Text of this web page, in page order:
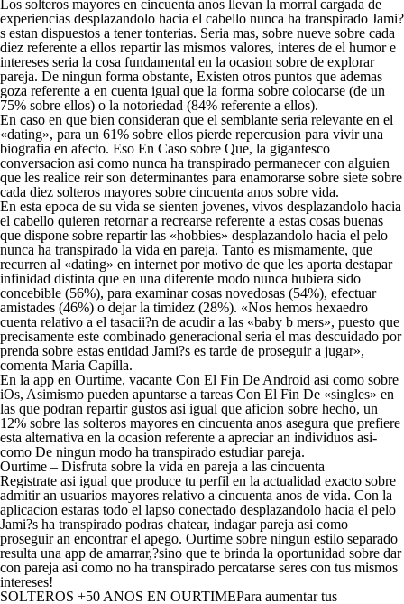
Los solteros mayores en cincuenta anos llevan la morral cargada de
experiencias desplazandolo hacia el cabello nunca ha transpirado Jami?
s estan dispuestos a tener tonterias. Seri­a mas, sobre nueve sobre cada
diez referente a ellos repartir las mismos valores, interes de el humor e
intereses seri­a la cosa fundamental en la ocasion sobre de explorar
pareja. De ningun forma obstante, Existen otros puntos que ademas
goza referente a en cuenta igual que la forma sobre colocarse (de un
75% sobre ellos) o la notoriedad (84% referente a ellos).
En caso en que bien consideran que el semblante seri­a relevante en el
«dating», para un 61% sobre ellos pierde repercusion para vivir una
biografia en afecto. Eso En Caso sobre Que, la gigantesco
conversacion asi­ como nunca ha transpirado permanecer con alguien
que les realice reir son determinantes para enamorarse sobre siete sobre
cada diez solteros mayores sobre cincuenta anos sobre vida.
En esta epoca de su vida se sienten jovenes, vivos desplazandolo hacia
el cabello quieren retornar a recrearse referente a estas cosas buenas
que dispone sobre repartir las «hobbies» desplazandolo hacia el pelo
nunca ha transpirado la vida en pareja. Tanto es mismamente, que
recurren al «dating» en internet por motivo de que les aporta destapar
infinidad distinta que en una diferente modo nunca hubiera sido
concebible (56%), para examinar cosas novedosas (54%), efectuar
amistades (46%) o dejar la timidez (28%). «Nos hemos hexaedro
cuenta relativo a el tasacii?n de acudir a las «baby b mers», puesto que
precisamente este combinado generacional seri­a el mas descuidado por
prenda sobre estas entidad Jami?s es tarde de proseguir a jugar»,
comenta Maria Capilla.
En la app en Ourtime, vacante Con El Fin De Android asi­ como sobre
iOs, Asimismo pueden apuntarse a tareas Con El Fin De «singles» en
las que podran repartir gustos asi­ igual que aficion sobre hecho, un
12% sobre las solteros mayores en cincuenta anos asegura que prefiere
esta alternativa en la ocasion referente a apreciar an individuos asi­
como De ningun modo ha transpirado estudiar pareja.
Ourtime – Disfruta sobre la vida en pareja a las cincuenta
Registrate asi­ igual que produce tu perfil en la actualidad exacto sobre
admitir an usuarios mayores relativo a cincuenta anos de vida. Con la
aplicacion estaras todo el lapso conectado desplazandolo hacia el pelo
Jami?s ha transpirado podras chatear, indagar pareja asi­ como
proseguir an encontrar el apego. Ourtime sobre ningun estilo separado
resulta una app de amarrar,?sino que te brinda la oportunidad sobre dar
con pareja asi­ como no ha transpirado percatarse seres con tus mismos
intereses!
SOLTEROS +50 ANOS EN OURTIMEPara aumentar tus